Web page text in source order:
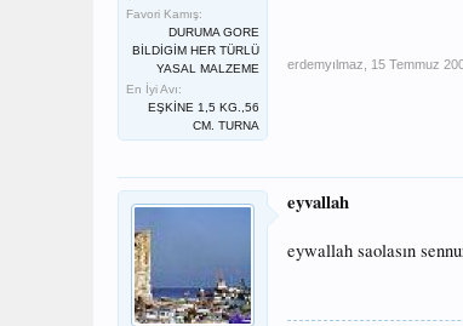
Favori Kamış:
DURUMA GORE
BİLDİGİM HER TÜRLÜ
YASAL MALZEME
En İyi Avı:
EŞKİNE 1,5 KG.,56
CM. TURNA
erdemyılmaz 15 Temmuz
eyvallah
eywallah saolasın